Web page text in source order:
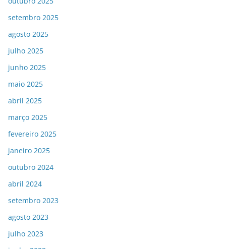
setembro 2025
agosto 2025
julho 2025
junho 2025
maio 2025
abril 2025
março 2025
fevereiro 2025
janeiro 2025
outubro 2024
abril 2024
setembro 2023
agosto 2023
julho 2023